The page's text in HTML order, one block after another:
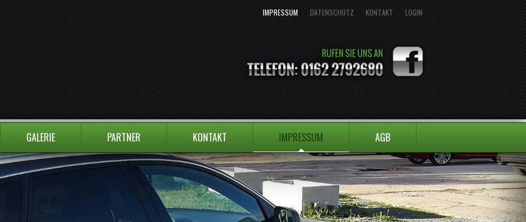
LOGIN
KONTAKT
DATENSCHUTZ
IMPRESSUM
GALERIE PARTNER KONTAKT IMPRESSUM AGB